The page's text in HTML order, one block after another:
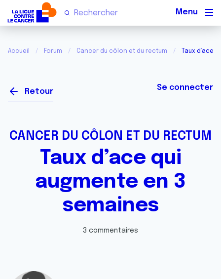
Accueil Forum Cancer du côlon et du rectum Taux d’ace
Retour Se connecter
CANCER DU CÔLON ET DU RECTUM
Taux d’ace qui
augmente en 3
semaines
3 commentaires